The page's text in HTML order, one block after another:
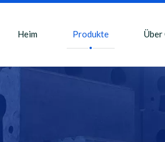
Heim Produkte Über